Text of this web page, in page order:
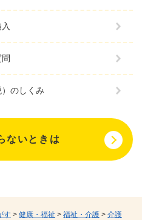
す > 健康・福祉 > 福祉・介護 > 介護
のしくみ
ないときは